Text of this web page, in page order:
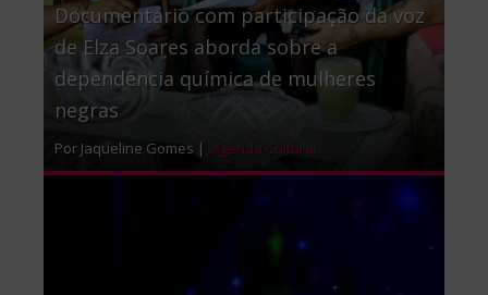
Documentário com participação da voz
de Elza Soares aborda sobre a
dependência química de mulheres
negras
Por Jaqueline Gomes | Agenda Cultural